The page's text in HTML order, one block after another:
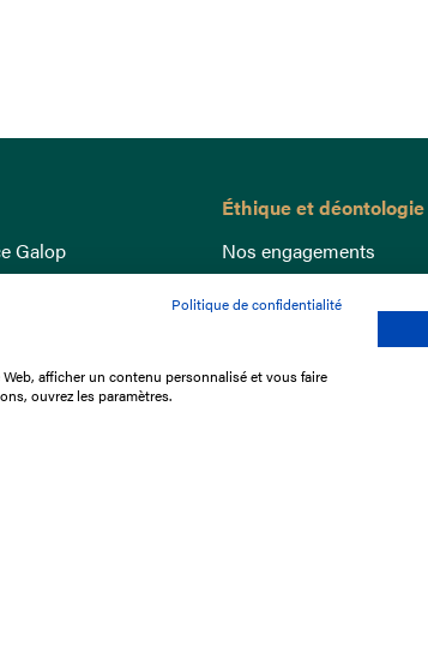
Galop
courses
Éthique et déontologie
Nos engagements
Lutte anti-dopage
Bien être equin
Index Egalité Femmes-
Jeu responsable
Politique de confidentialité
afficher un contenu personnalisé et vous faire
ouvrez les paramètres.